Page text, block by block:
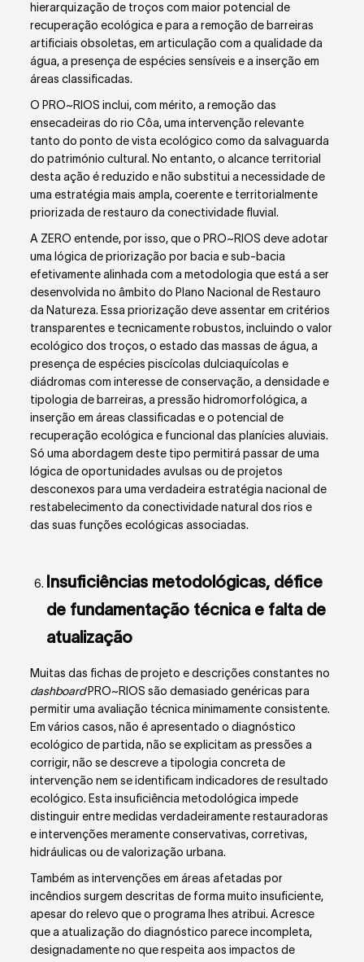
hierarquização de troços com maior potencial de
recuperação ecológica e para a remoção de barreiras
artificiais obsoletas, em articulação com a qualidade da
água, a presença de espécies sensíveis e a inserção em
áreas classificadas.
O PRO~RIOS inclui, com mérito, a remoção das
ensecadeiras do rio Côa, uma intervenção relevante
tanto do ponto de vista ecológico como da salvaguarda
do património cultural. No entanto, o alcance territorial
desta ação é reduzido e não substitui a necessidade de
uma estratégia mais ampla, coerente e territorialmente
priorizada de restauro da conectividade fluvial.
A ZERO entende, por isso, que o PRO~RIOS deve adotar
uma lógica de priorização por bacia e sub-bacia
efetivamente alinhada com a metodologia que está a ser
desenvolvida no âmbito do Plano Nacional de Restauro
da Natureza. Essa priorização deve assentar em critérios
transparentes e tecnicamente robustos, incluindo o valor
ecológico dos troços, o estado das massas de água, a
presença de espécies piscícolas dulciaquícolas e
diádromas com interesse de conservação, a densidade e
tipologia de barreiras, a pressão hidromorfológica, a
inserção em áreas classificadas e o potencial de
recuperação ecológica e funcional das planícies aluviais.
Só uma abordagem deste tipo permitirá passar de uma
lógica de oportunidades avulsas ou de projetos
desconexos para uma verdadeira estratégia nacional de
restabelecimento da conectividade natural dos rios e
das suas funções ecológicas associadas.
Insuficiências metodológicas, défice
de fundamentação técnica e falta de
atualização
Muitas das fichas de projeto e descrições constantes no
dashboardPRO~RIOS são demasiado genéricas para
permitir uma avaliação técnica minimamente consistente.
Em vários casos, não é apresentado o diagnóstico
ecológico de partida, não se explicitam as pressões a
corrigir, não se descreve a tipologia concreta de
intervenção nem se identificam indicadores de resultado
ecológico. Esta insuficiência metodológica impede
distinguir entre medidas verdadeiramente restauradoras
e intervenções meramente conservativas, corretivas,
hidráulicas ou de valorização urbana.
Também as intervenções em áreas afetadas por
incêndios surgem descritas de forma muito insuficiente,
apesar do relevo que o programa lhes atribui. Acresce
que a atualização do diagnóstico parece incompleta,
designadamente no que respeita aos impactos de